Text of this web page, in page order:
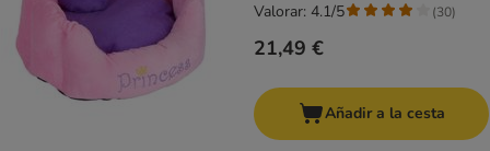
21,49 €
Valorar: 4.1/5 (30)
Añadir a la cesta